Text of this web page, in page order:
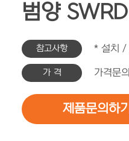
범양
참고사항 * 설치 /
가 격 가격문의
제품문의하기